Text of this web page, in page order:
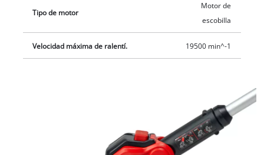
Tipo de motor
Motor de
escobilla
Velocidad máxima de ralentí. 19500 min^-1